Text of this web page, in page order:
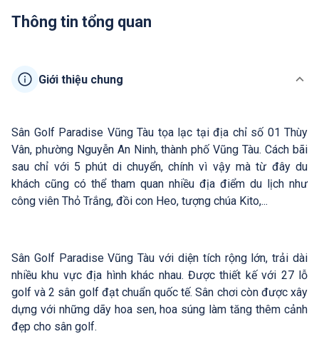
Thông tin tổng quan
Giới thiệu chung
Sân Golf Paradise Vũng Tàu tọa lạc tại địa chỉ số 01 Thùy
Vân, phường Nguyễn An Ninh, thành phố Vũng Tàu. Cách bãi
sau chỉ với 5 phút di chuyển, chính vì vậy mà từ đây du
khách cũng có thể tham quan nhiều địa điểm du lịch như
công viên Thỏ Trắng, đồi con Heo, tượng chúa Kito,...
Sân Golf Paradise Vũng Tàu với diện tích rộng lớn, trải dài
nhiều khu vực địa hình khác nhau. Được thiết kế với 27 lỗ
golf và 2 sân golf đạt chuẩn quốc tế. Sân chơi còn được xây
dựng với những dãy hoa sen, hoa súng làm tăng thêm cảnh
đẹp cho sân golf.